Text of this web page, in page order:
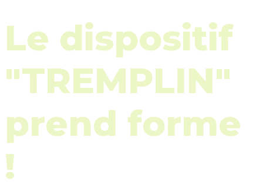
Le dispositif
"TREMPLIN"
prend forme
!